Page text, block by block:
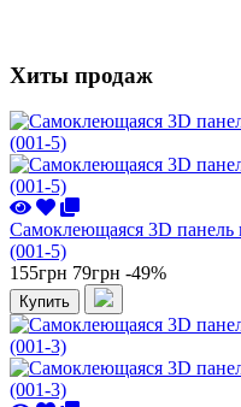
Хиты продаж
Самоклеющаяся 3D
(001-5)
155грн 79грн -49%
Купить